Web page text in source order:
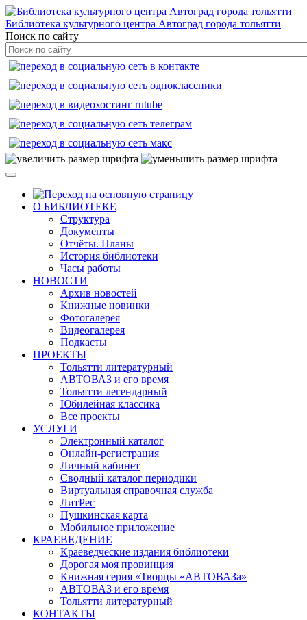
Библиотека культурного центра Автоград города тольятти
Поиск по сайту
О БИБЛИОТЕКЕ
Структура
Документы
Отчёты. Планы
История библиотеки
Часы работы
НОВОСТИ
Архив новостей
Книжные новинки
Фотогалерея
Видеогалерея
Подкасты
ПРОЕКТЫ
Тольятти литературный
АВТОВАЗ и его время
Тольятти легендарный
Юбилейная классика
Все проекты
УСЛУГИ
Электронный каталог
Онлайн-регистрация
Личный кабинет
Сводный каталог периодики
Виртуальная справочная служба
ЛитРес
Пушкинская карта
Мобильное приложение
КРАЕВЕДЕНИЕ
Краеведческие издания библиотеки
Дорогая моя провинция
Книжная серия «Творцы «АВТОВАЗа»
АВТОВАЗ и его время
Тольятти литературный
КОНТАКТЫ